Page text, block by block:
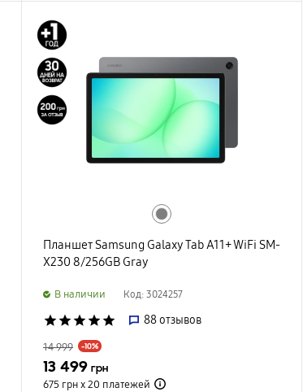
Планшет Samsung Galaxy Tab A11+ WiFi SM-
X230 8/256GB Gray
B наличии Код: 3024257
star star star star star 88отзывов
14 999 -10%
13 499 грн
675 грн х 20 платежей